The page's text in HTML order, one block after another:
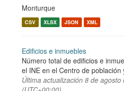
Monturque
CSV XLSX JSON XML
Edificios e inmuebles
Número total de edificios e
el INE en el Centro de población
Última actualización 8 de agosto